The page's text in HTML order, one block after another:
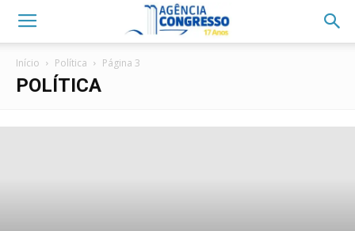
Início Política Página 3
POLÍTICA